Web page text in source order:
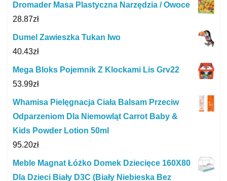
Dromader Masa Plastyczna Narzędzia / Owoce
28.87zł
Dumel Zawieszka Tukan Iwo
40.43zł
Mega Bloks Pojemnik Z Klockami Lis Grv22
53.99zł
Whamisa Pielęgnacja Ciała Balsam Przeciw
Odparzeniom Dla Niemowląt Carrot Baby &
Kids Powder Lotion 50ml
95.20zł
Meble Magnat Łóżko Domek Dziecięce 160X80
Dla Dzieci Biały D3C (Biały Niebieska Bez